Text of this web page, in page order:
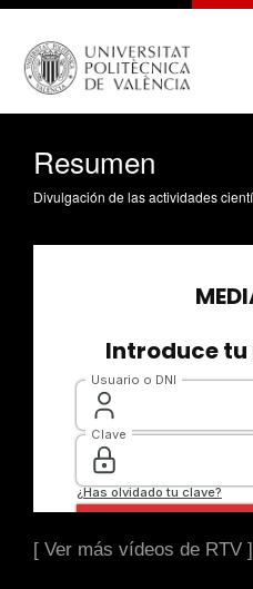
Resumen
[ Ver más vídeos de RTV ]